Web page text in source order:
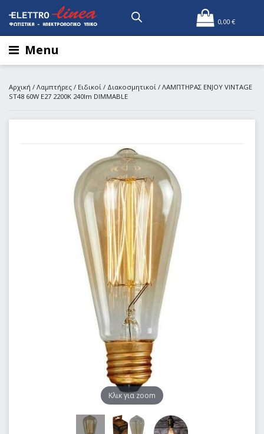
0,00 €
Menu
Αρχική / Λαμπτήρες / Ειδικοί / Διακοσμητικοί / ΛΑΜΠΤΗΡΑΣ ENJOY VINTAGE
SΤ48 60W E27 2200Κ 240lm DIMMABLE
Kλικ για zoom